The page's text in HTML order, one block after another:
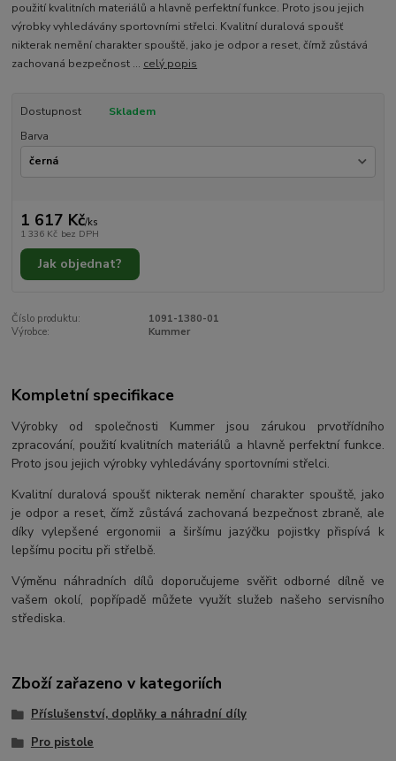
použití kvalitních materiálů a hlavně perfektní funkce. Proto jsou jejich
výrobky vyhledávány sportovními střelci. Kvalitní duralová spoušť
nikterak nemění charakter spouště, jako je odpor a reset, čímž zůstává
zachovaná bezpečnost ... celý popis
Dostupnost
Skladem
Barva
1 617 Kč/ks
1 336 Kč bez DPH
Jak objednat?
Číslo produktu:
1091-1380-01
Výrobce:
Kummer
Kompletní specifikace
Výrobky od společnosti Kummer jsou zárukou prvotřídního
zpracování, použití kvalitních materiálů a hlavně perfektní funkce.
Proto jsou jejich výrobky vyhledávány sportovními střelci.
Kvalitní duralová spoušť nikterak nemění charakter spouště, jako
je odpor a reset, čímž zůstává zachovaná bezpečnost zbraně, ale
díky vylepšené ergonomii a širšímu jazýčku pojistky přispívá k
lepšímu pocitu při střelbě.
Výměnu náhradních dílů doporučujeme svěřit odborné dílně ve
vašem okolí, popřípadě můžete využít služeb našeho servisního
střediska.
Zboží zařazeno v kategoriích
Příslušenství, doplňky a náhradní díly
Pro pistole